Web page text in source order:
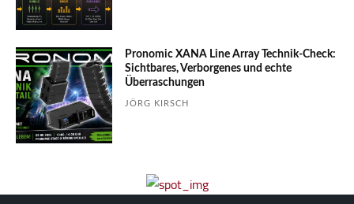
Pronomic XANA Line Array Technik-Check:
Sichtbares, Verborgenes und echte
Überraschungen
JÖRG KIRSCH